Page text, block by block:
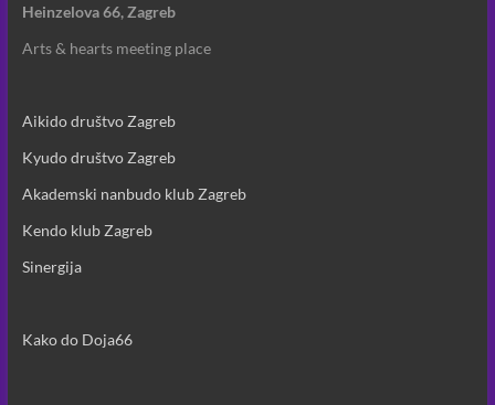
Heinzelova 66, Zagreb
Arts & hearts meeting place
Aikido društvo Zagreb
Kyudo društvo Zagreb
Akademski nanbudo klub Zagreb
Kendo klub Zagreb
Sinergija
Kako do Doja66